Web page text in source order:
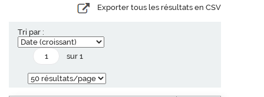
Exporter tous les résultats en CSV
Tri par :
sur 1